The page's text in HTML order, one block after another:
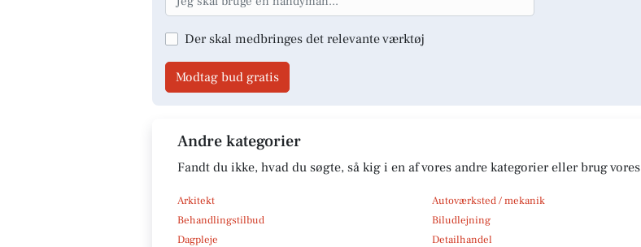
Der skal medbringes det relevante værktøj
Modtag bud gratis
Andre kategorier
Fandt du ikke, hvad du søgte, så kig i en af vores andre kategorier eller brug vores
Arkitekt Autoværksted / mekanik
Behandlingstilbud
Biludlejning
Dagpleje
Detailhandel